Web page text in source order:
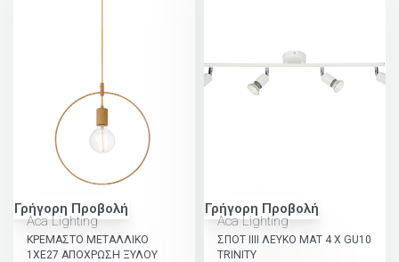
Γρήγορη Προβολή
Aca Lighting
ΚΡΕΜΑΣΤΟ ΜΕΤΑΛΛΙΚΟ
1ΧΕ27 ΑΠΟΧΡΩΣΗ ΞΥΛΟΥ
Γρήγορη Προβολή
Aca Lighting
ΣΠΟΤ ΙΙΙΙ ΛΕΥΚΟ ΜΑΤ 4 Χ GU10
TRINITY